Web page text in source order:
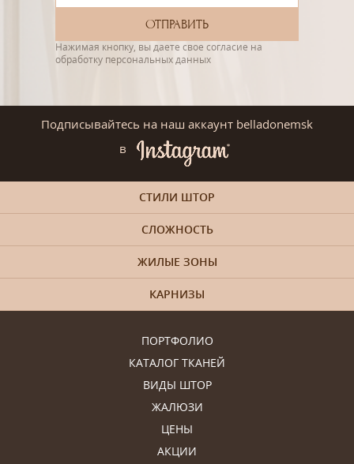
Нажимая кнопку, вы даете свое согласие на
обработку персональных данных
Подписывайтесь на наш аккаунт belladonemsk
в
ПОРТФОЛИО
КАТАЛОГ ТКАНЕЙ
ВИДЫ ШТОР
ЖАЛЮЗИ
ЦЕНЫ
АКЦИИ
СТИЛИ ШТОР
СЛОЖНОСТЬ
ЖИЛЫЕ ЗОНЫ
КАРНИЗЫ